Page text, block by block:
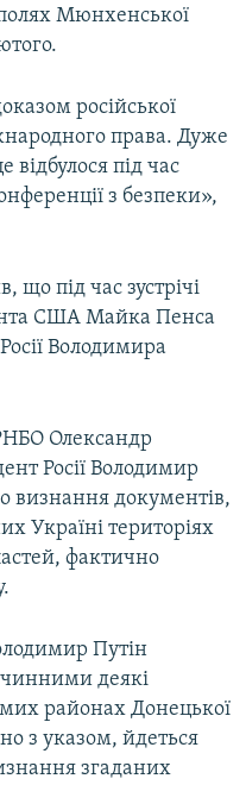
Мюнхенської
російської
права. Дуже
під час
з безпеки»,
що під час зустрічі
США Майка Пенса
Володимира
Олександр
Росії Володимир
визнання документів,
Україні територіях
фактично
Путін
деякі
районах Донецької
з указом, йдеться
згаданих